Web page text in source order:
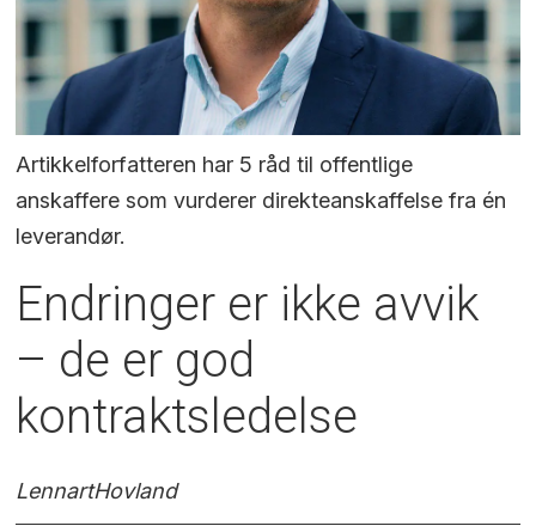
Artikkelforfatteren har 5 råd til offentlige
anskaffere som vurderer direkteanskaffelse fra én
leverandør.
Endringer er ikke avvik
– de er god
kontraktsledelse
LennartHovland